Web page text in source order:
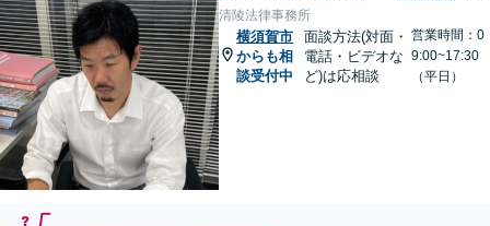
清陵法律事務所
横須賀市
からも相
談受付中
面談方法(対面・
電話・ビデオな
ど)は応相談
営業時間：0
9:00~17:30
（平日）